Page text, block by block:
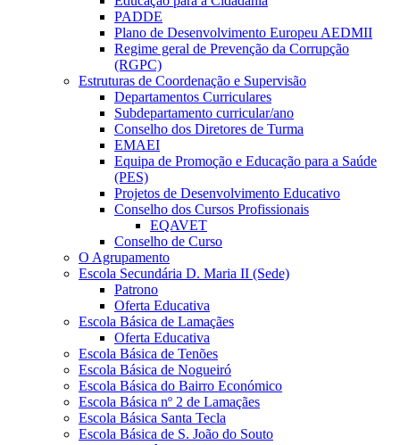
PADDE
Plano de Desenvolvimento Europeu AEDMII
Regime geral de Prevenção da Corrupção
(RGPC)
Estruturas de Coordenação e Supervisão
Departamentos Curriculares
Subdepartamento curricular/ano
Conselho dos Diretores de Turma
EMAEI
Equipa de Promoção e Educação para a Saúde
(PES)
Projetos de Desenvolvimento Educativo
Conselho dos Cursos Profissionais
EQAVET
Conselho de Curso
O Agrupamento
Escola Secundária D. Maria II (Sede)
Patrono
Oferta Educativa
Escola Básica de Lamaçães
Oferta Educativa
Escola Básica de Tenões
Escola Básica de Nogueiró
Escola Básica do Bairro Económico
Escola Básica nº 2 de Lamaçães
Escola Básica Santa Tecla
Escola Básica de S. João do Souto